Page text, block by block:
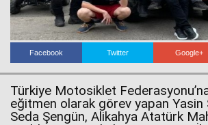
Facebook Twitter Google+
Türkiye Motosiklet
eğitmen olarak görev yapan Yasin
Seda Şengün, Alikahya Atatürk